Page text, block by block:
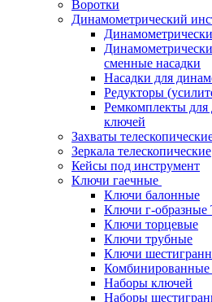
Воротки
Динамометрический
сменные насадки
Насадки для
Редукторы
Ремкомплекты для
ключей
Захваты
Зеркала телескопические
Кейсы под инструмент
Ключи гаечные
Ключи балонные
Ключи г-
Ключи торцевые
Ключи трубные
Ключи
Наборы ключей
Наборы